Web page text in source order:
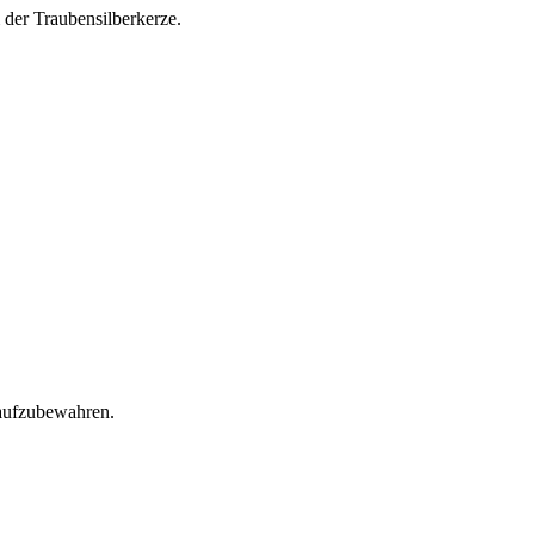
Traubensilberkerze.